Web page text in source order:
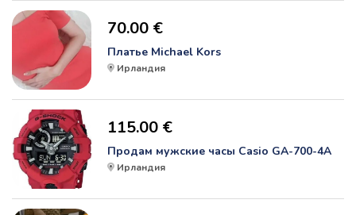
70.00 €
Платье Michael Kors
Ирландия
115.00 €
Продам мужские часы Casio GA-700-4A
Ирландия